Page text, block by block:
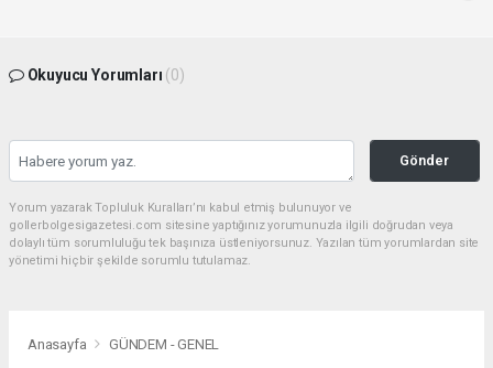
Okuyucu Yorumları (0)
Gönder
Yorum yazarak Topluluk Kuralları’nı kabul etmiş bulunuyor ve
gollerbolgesigazetesi.com sitesine yaptığınız yorumunuzla ilgili doğrudan veya
dolaylı tüm sorumluluğu tek başınıza üstleniyorsunuz. Yazılan tüm yorumlardan site
yönetimi hiçbir şekilde sorumlu tutulamaz.
Anasayfa GÜNDEM - GENEL